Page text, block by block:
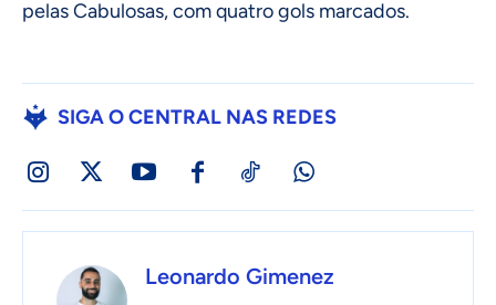
pelas Cabulosas, com quatro gols marcados.
SIGA O CENTRAL NAS REDES
Leonardo Gimenez